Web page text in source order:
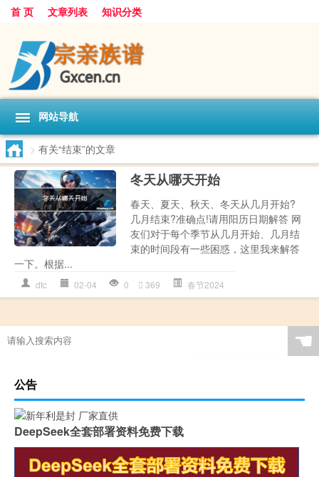
首 页 文章列表 知识分类
网站导航
> 有关“结束”的文章
冬天从哪天开始
春天、夏天、秋天、冬天从几月开始?
几月结束?准确点!请用阳历日期解答 网
友们对于每个季节从几月开始、几月结
束的时间段有一些困惑，这里我来解答
一下。根据...
dtc 02-04 0 369 春节2024
☚
公告
DeepSeek全套部署资料免费下载